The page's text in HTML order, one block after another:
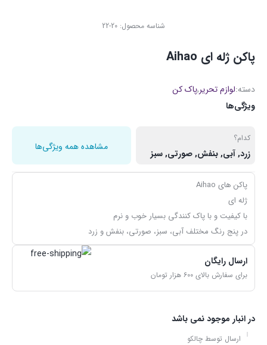
شناسه محصول: 20-22
پاکن ژله ای Aihao
دسته:لوازم تحریر,پاک کن
ویژگی‌ها
کدام؟
زرد, آبی, بنفش, صورتی, سبز
مشاهده همه ویژگی‌ها
پاکن های Aihao
ژله ای
با کیفیت و با پاک کنندگی بسیار خوب و نرم
در پنج رنگ ‌مختلف آبی، سبز، صورتی، بنفش و زرد
ارسال رایگان
برای سفارش بالای ۶۰۰ هزار تومان
در انبار موجود نمی باشد
ارسال توسط چالکو